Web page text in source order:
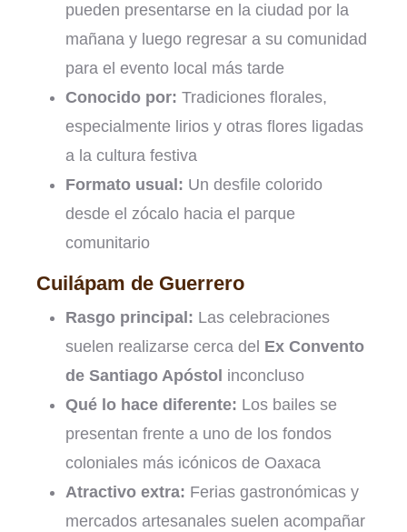
pueden presentarse en la ciudad por la
mañana y luego regresar a su comunidad
para el evento local más tarde
Conocido por: Tradiciones florales,
especialmente lirios y otras flores ligadas
a la cultura festiva
Formato usual: Un desfile colorido
desde el zócalo hacia el parque
comunitario
Cuilápam de Guerrero
Rasgo principal: Las celebraciones
suelen realizarse cerca del Ex Convento
de Santiago Apóstol inconcluso
Qué lo hace diferente: Los bailes se
presentan frente a uno de los fondos
coloniales más icónicos de Oaxaca
Atractivo extra: Ferias gastronómicas y
mercados artesanales suelen acompañar